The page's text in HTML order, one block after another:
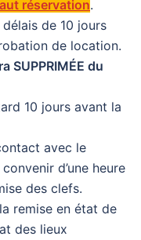
réservation.
délais de 10 jours
de location.
SUPPRIMÉE du
10 jours avant la
avec le
d’une heure
des clefs.
remise en état de
des lieux